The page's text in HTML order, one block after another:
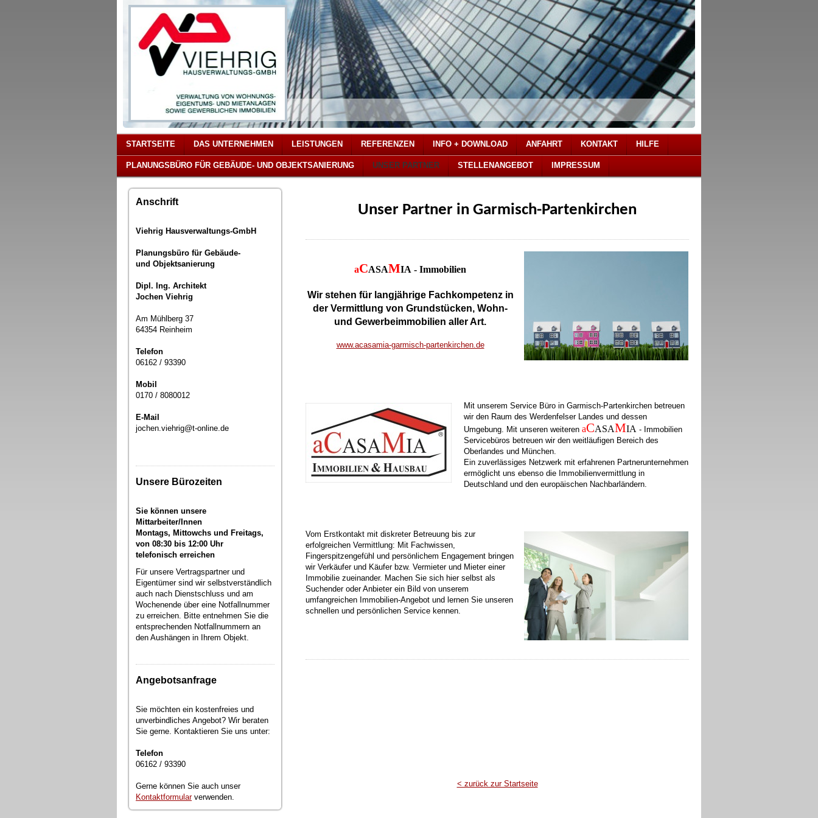
STARTSEITE DAS UNTERNEHMEN LEISTUNGEN REFERENZEN INFO + DOWNLOAD ANFAHRT KONTAKT HILFE
PLANUNGSBÜRO FÜR GEBÄUDE- UND OBJEKTSANIERUNG UNSER PARTNER STELLENANGEBOT IMPRESSUM
Anschrift
Viehrig Hausverwaltungs-GmbH
Planungsbüro für Gebäude-
und Objektsanierung
Dipl. Ing. Architekt
Jochen Viehrig
Am Mühlberg 37
64354 Reinheim
Telefon
06162 / 93390
Mobil
0170 / 8080012
E-Mail
jochen.viehrig@t-online.de
Unsere Bürozeiten
Sie können unsere
Mittarbeiter/Innen
Montags, Mittowchs und Freitags,
von 08:30 bis 12:00 Uhr
telefonisch erreichen
Für unsere Vertragspartner und
Eigentümer sind wir selbstverständlich
auch nach Dienstschluss und am
Wochenende über eine Notfallnummer
zu erreichen. Bitte entnehmen Sie die
entsprechenden Notfallnummern an
den Aushängen in Ihrem Objekt.
Angebotsanfrage
Sie möchten ein kostenfreies und
unverbindliches Angebot? Wir beraten
Sie gerne. Kontaktieren Sie uns unter:
Telefon
06162 / 93390
Gerne können Sie auch unser
Kontaktformularverwenden.
Unser Partner in Garmisch-Partenkirchen
aCASAMIA - Immobilien
Wir stehen für langjährige Fachkompetenz in
der Vermittlung von Grundstücken, Wohn-
und Gewerbeimmobilien aller Art.
www.acasamia-garmisch-partenkirchen.de
Mit unserem Service Büro in Garmisch-Partenkirchen betreuen
wir den Raum des Werdenfelser Landes und dessen
Umgebung. Mit unseren weiteren aCASAMIA - Immobilien
Servicebüros betreuen wir den weitläufigen Bereich des
Oberlandes und München.
Ein zuverlässiges Netzwerk mit erfahrenen Partnerunternehmen
ermöglicht uns ebenso die Immobilienvermittlung in
Deutschland und den europäischen Nachbarländern.
Vom Erstkontakt mit diskreter Betreuung bis zur
erfolgreichen Vermittlung: Mit Fachwissen,
Fingerspitzengefühl und persönlichem Engagement bringen
wir Verkäufer und Käufer bzw. Vermieter und Mieter einer
Immobilie zueinander. Machen Sie sich hier selbst als
Suchender oder Anbieter ein Bild von unserem
umfangreichen Immobilien-Angebot und lernen Sie unseren
schnellen und persönlichen Service kennen.
< zurück zur Startseite